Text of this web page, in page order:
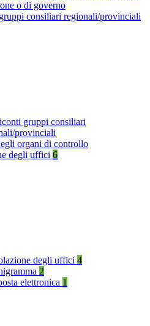
o di governo
consiliari regionali/provinciali
gruppi consiliari
provinciali
organi di controllo
degli uffici 6
degli uffici 4
2
elettronica 1